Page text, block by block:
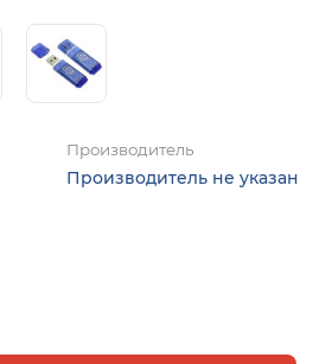
Производитель
Производитель не указан